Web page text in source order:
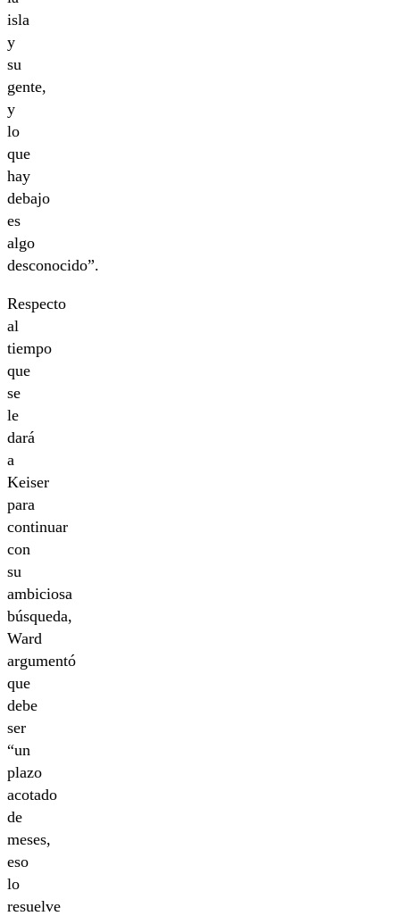
isla
y
su
gente,
y
lo
que
hay
debajo
es
algo
desconocido”.
Respecto
al
tiempo
que
se
le
dará
a
Keiser
para
continuar
con
su
ambiciosa
búsqueda,
Ward
argumentó
que
debe
ser
“un
plazo
acotado
de
meses,
eso
lo
resuelve